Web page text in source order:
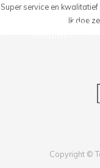
Super service en
Ik doe
Copyright ©